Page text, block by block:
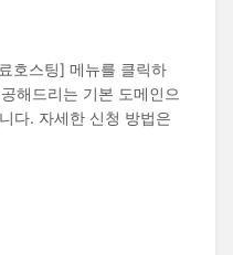
호스팅] 메뉴를 클릭하
해드리는 기본 도메인으
다. 자세한 신청 방법은